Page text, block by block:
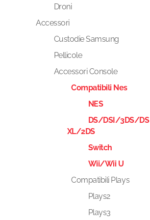
Droni
Accessori
Custodie Samsung
Pellicole
Accessori Console
Compatibili Nes
NES
DS/DSI/3DS/DS
XL/2DS
Switch
Wii/Wii U
Compatibili Plays
Plays2
Plays3